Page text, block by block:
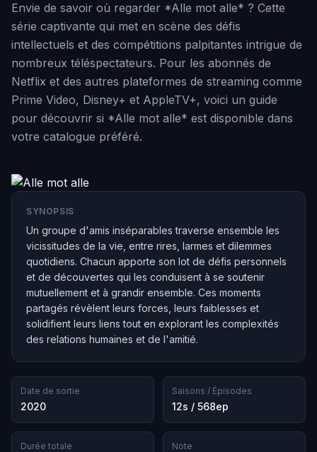
Envie de savoir où regarder *Alle mot alle* ? Cette
série captivante qui met en scène des défis
intellectuels et des compétitions palpitantes intrigue de
nombreux téléspectateurs. Pour les abonnés de
Netflix et des autres plateformes de streaming comme
Prime Video, Disney+ et AppleTV+, voici un guide
pour découvrir si *Alle mot alle* est disponible dans
votre catalogue préféré.
SYNOPSIS
Un groupe d'amis inséparables traverse ensemble les
vicissitudes de la vie, entre rires, larmes et dilemmes
quotidiens. Chacun apporte son lot de défis personnels
et de découvertes qui les conduisent à se soutenir
mutuellement et à grandir ensemble. Ces moments
partagés révèlent leurs forces, leurs faiblesses et
solidifient leurs liens tout en explorant les complexités
des relations humaines et de l'amitié.
Date de sortie
2020
Saisons / Épisodes
12s / 568ep
Durée totale Note